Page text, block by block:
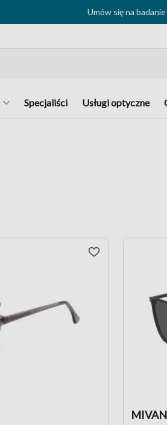
Umów się na
Specjaliści Usługi optyczne